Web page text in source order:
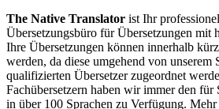
The Native Translator ist Ihr
Übersetzungsbüro für Übersetzungen mit
Ihre Übersetzungen können innerhalb
werden, da diese umgehend von unserem
qualifizierten Übersetzer zugeordnet
Fachübersetzern haben wir immer den für
in über 100 Sprachen zu Verfügung.